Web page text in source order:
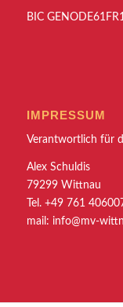
BIC
IMPRESSUM
Verantwortlich für
Alex Schuldis
79299 Wittnau
Tel. +49 761
mail: info@mv-